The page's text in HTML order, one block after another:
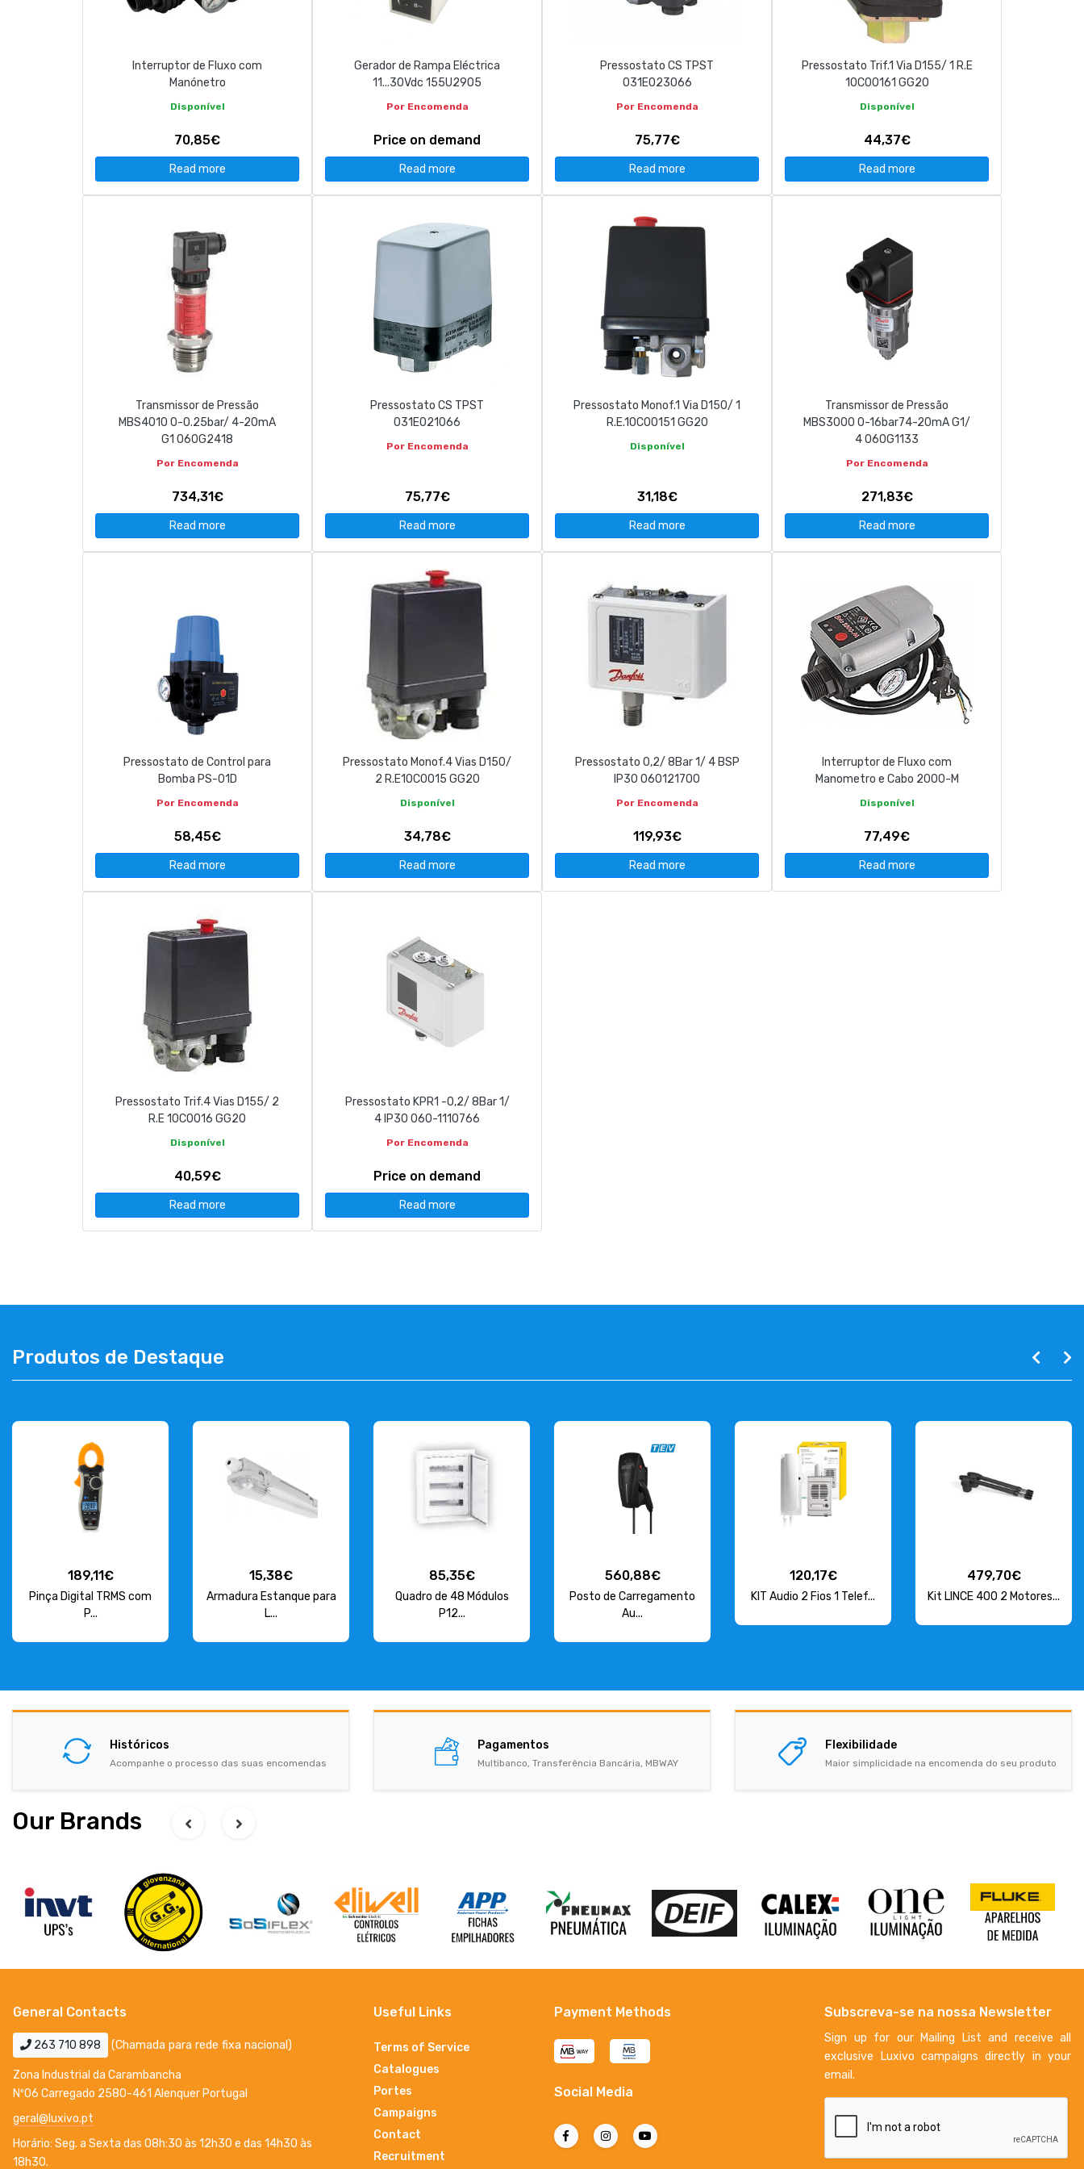
geral@luxivo.pt
Interruptor de Fluxo com
Manónetro
Disponível
70,85€
Read more
Gerador de Rampa Eléctrica
11...30Vdc 155U2905
Por Encomenda
Price on demand
Read more
Pressostato CS TPST
031E023066
Por Encomenda
75,77€
Read more
Pressostato Trif.1 Via D155/ 1 R.E
10C00161 GG20
Disponível
44,37€
Read more
Transmissor de Pressão
MBS4010 0-0.25bar/ 4-20mA
G1 060G2418
Por Encomenda
734,31€
Read more
Pressostato CS TPST
031E021066
Por Encomenda
75,77€
Read more
Pressostato Monof.1 Via D150/ 1
R.E.10C00151 GG20
Disponível
31,18€
Read more
Transmissor de Pressão
MBS3000 0-16bar74-20mA G1/
4 060G1133
Por Encomenda
271,83€
Read more
Pressostato de Control para
Bomba PS-01D
Por Encomenda
58,45€
Read more
Pressostato Monof.4 Vias D150/
2 R.E10C0015 GG20
Disponível
34,78€
Read more
Pressostato 0,2/ 8Bar 1/ 4 BSP
IP30 060121700
Por Encomenda
119,93€
Read more
Interruptor de Fluxo com
Manometro e Cabo 2000-M
Disponível
77,49€
Read more
Pressostato Trif.4 Vias D155/ 2
R.E 10C0016 GG20
Disponível
40,59€
Read more
Pressostato KPR1 -0,2/ 8Bar 1/
4 IP30 060-1110766
Por Encomenda
Price on demand
Read more
Produtos de Destaque
189,11€
Pinça Digital TRMS com
P...
15,38€
Armadura Estanque para
L...
85,35€
Quadro de 48 Módulos
P12...
560,88€
Posto de Carregamento
Au...
120,17€
KIT Audio 2 Fios 1 Telef...
479,70€
Kit LINCE 400 2 Motores...
Históricos
Acompanhe o processo das suas encomendas
Pagamentos
Multibanco, Transferência Bancária, MBWAY
Flexibilidade
Maior simplicidade na encomenda do seu produto
Our Brands
General Contacts
263 710 898 (Chamada para rede fixa nacional)
Zona Industrial da Carambancha
Nº06 Carregado 2580-461 Alenquer Portugal
geral@luxivo.pt
Horário: Seg. a Sexta das 08h:30 às 12h30 e das 14h30 às
18h30.
Useful Links
Terms of Service
Catalogues
Portes
Campaigns
Contact
Recruitment
Payment Methods
Social Media
Subscreva-se na nossa Newsletter
Sign up for our Mailing List and receive all
exclusive Luxivo campaigns directly in your
email.